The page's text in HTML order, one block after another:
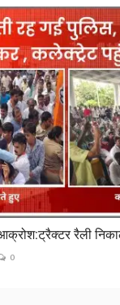
रैली
0